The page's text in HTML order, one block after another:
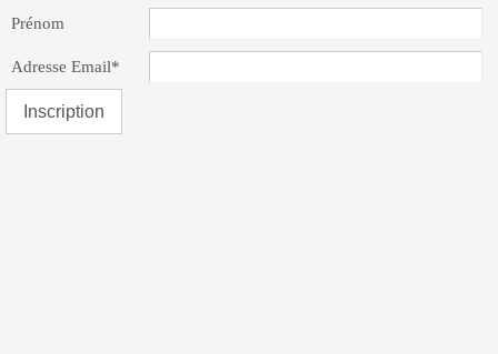
Prénom
Adresse Email*